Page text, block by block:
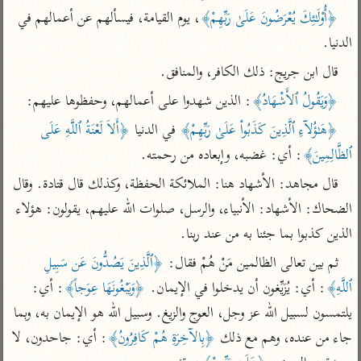
جمع الأقوال
تفسير ابن الجوزي
تفسير الماوردي
منتقاة
تفسير ابن القيم
تفسير ابن تيمية
عامّة
تفسير السمعاني
تفسير مكّي
محاسن التأويل
للقاسمي
تفسير الثعالبي
تفسير الرازي
أخرى
أضواء البيان
نظم الدرر للبقاعي
لغة وبلاغة
التحرير والتنوير
المحرر الوجيز لابن
عطية
البحر المحيط لأبي
حيان
البسيط للواحدي
تفسير ابن عثيمين
تفسير الجلالين
جامع البيان للإيجي
تفسير النسفي
الوجيز للواحدي
تفسير ابن أبي زمنين
آثار
موسوعة التفسير
المأثور
﴿أُوْلَـٰئِكَ يُعْرَضُونَ عَلَىٰ رَبِّهِمْ﴾
الدنيا.
قال ابن جريج: ذلك الكافر، والمنافق.
﴿وَيَقُولُ ٱلأَشْهَادُ﴾: الذين شهدوا على أعمالهم، وحفظوها عليهم:
﴿هَـٰؤُلاۤءِ ٱلَّذِينَ كَذَبُواْ عَلَىٰ رَبِّهِمْ﴾ في الدنيا
ٱلظَّالِمِينَ﴾: أي: غضبه، وإبعاده من رحمته.
الذين كذبوا بما جئنا به من عند ربنا.
ثم بين تعالى الظالمين مَنْ هُمْ فقال:
ٱللَّهِ﴾: أي: يُزَيِّغون أن يدخلوا في الإيمان. ﴿وَيَبْغُونَهَا عِوَجاً﴾
جاء من عنده، وهم مع ذلك ﴿بِالآخِرَةِ هُمْ كَافِرُونُ﴾